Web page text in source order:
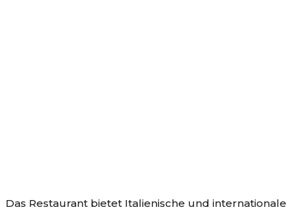
Das Restaurant bietet Italienische und internationale